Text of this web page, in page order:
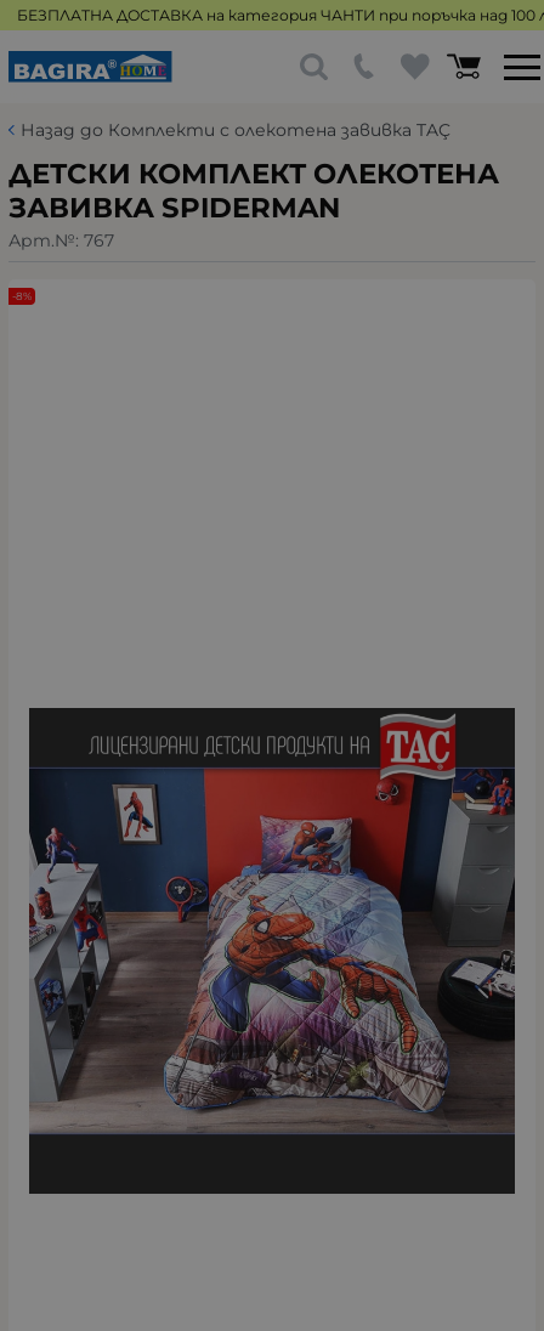
БЕЗПЛАТНА ДОСТАВКА на категория ЧАНТИ при поръчка над 100
Назад до Комплекти с олекотена завивка TAÇ
ДЕТСКИ КОМПЛЕКТ ОЛЕКОТЕНА
ЗАВИВКА SPIDERMAN
Арт.№: 767
-8%